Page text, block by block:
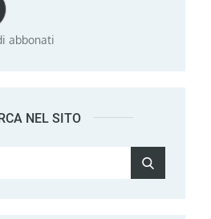
abbonati
NEL SITO